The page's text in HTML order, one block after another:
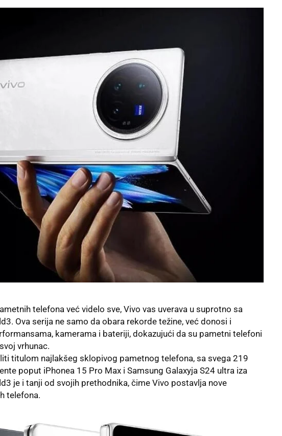
telefona već videlo sve, Vivo vas uverava u suprotno sa
Ova serija ne samo da obara rekorde težine, već donosi i
kamerama i bateriji, dokazujući da su pametni telefoni
vrhunac.
titulom najlakšeg sklopivog pametnog telefona, sa svega 219
poput iPhonea 15 Pro Max i Samsung Galaxyja S24 ultra iza
je i tanji od svojih prethodnika, čime Vivo postavlja nove
telefona.